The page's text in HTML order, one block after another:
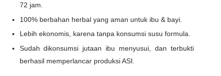
72 jam.
100% berbahan herbal yang aman untuk ibu & bayi.
Lebih ekonomis, karena tanpa konsumsi susu formula.
Sudah dikonsumsi jutaan ibu menyusui, dan terbukti
berhasil memperlancar produksi ASI.